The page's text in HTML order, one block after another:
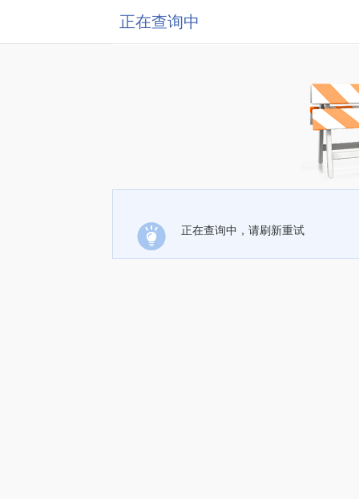
正在查询中
正在查询中，请刷新重试